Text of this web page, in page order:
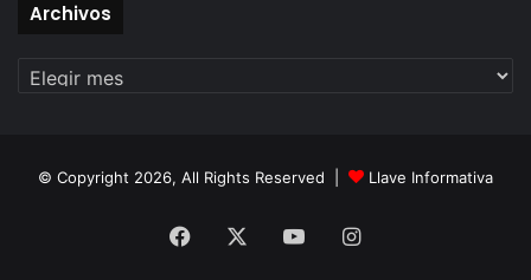
Archivos
© Copyright 2026, All Rights Reserved | Llave Informativa
Facebook YouTubeInstagram